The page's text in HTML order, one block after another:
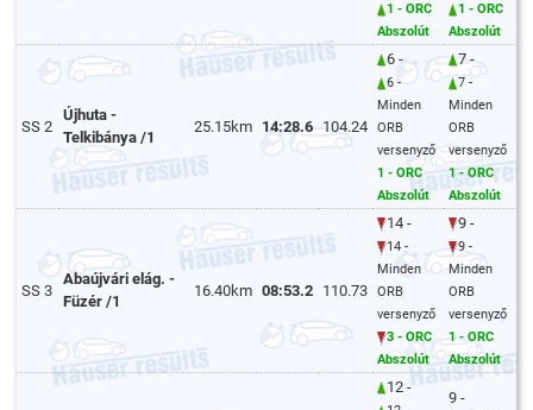
1 - ORC
Abszolút
1 - ORC
Abszolút
SS 2
Újhuta -
Telkibánya /1
25.15km 14:28.6 104.24
6 -
6 -
Minden
ORB
versenyző
1 - ORC
Abszolút
7 -
7 -
Minden
ORB
versenyző
1 - ORC
Abszolút
SS 3
Abaújvári elág. -
Füzér /1
16.40km 08:53.2 110.73
14 -
14 -
Minden
ORB
versenyző
3 - ORC
Abszolút
9 -
9 -
Minden
ORB
versenyző
1 - ORC
Abszolút
12 -
9 -